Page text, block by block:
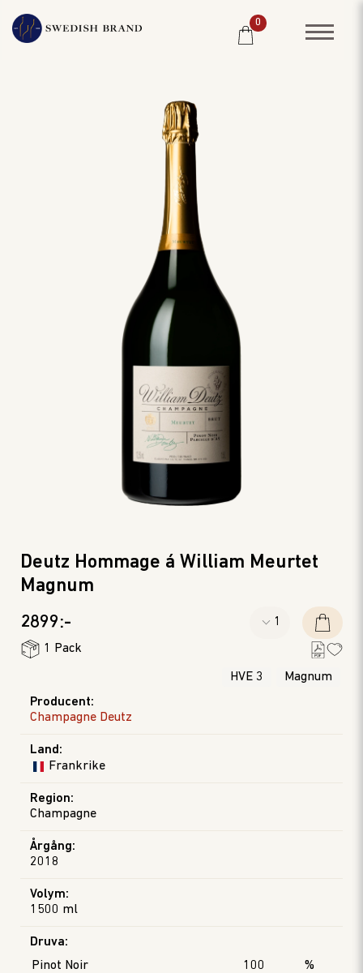
0
Deutz Hommage á William Meurtet
Magnum
2899:-
1 Pack
HVE 3
Magnum
Producent:
Champagne Deutz
Land :
Frankrike
Region:
Champagne
Årgång:
2018
Volym:
1500 ml
Druva:
Pinot Noir
100 %